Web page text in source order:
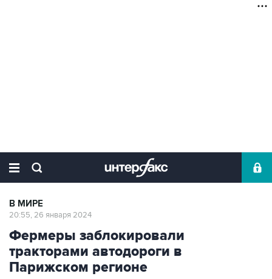
В МИРЕ
20:55, 26 января 2024
Фермеры заблокировали
тракторами автодороги в
Парижском регионе